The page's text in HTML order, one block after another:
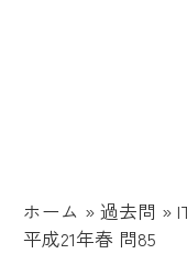
ホーム » 過去問 »
平成21年春 問85